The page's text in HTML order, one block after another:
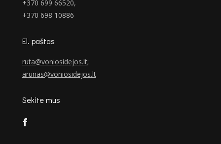
+370 699 66520,
+370 698 10886
El. paštas
ruta@voniosidejos.lt;
arunas@voniosidejos.lt
Sekite mus